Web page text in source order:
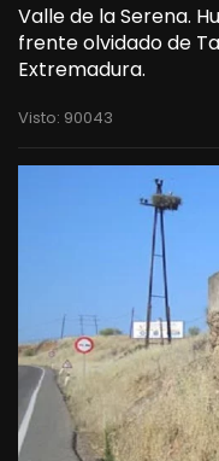
Valle de la Serena.
frente olvidado de
Extremadura.
Visto: 90043